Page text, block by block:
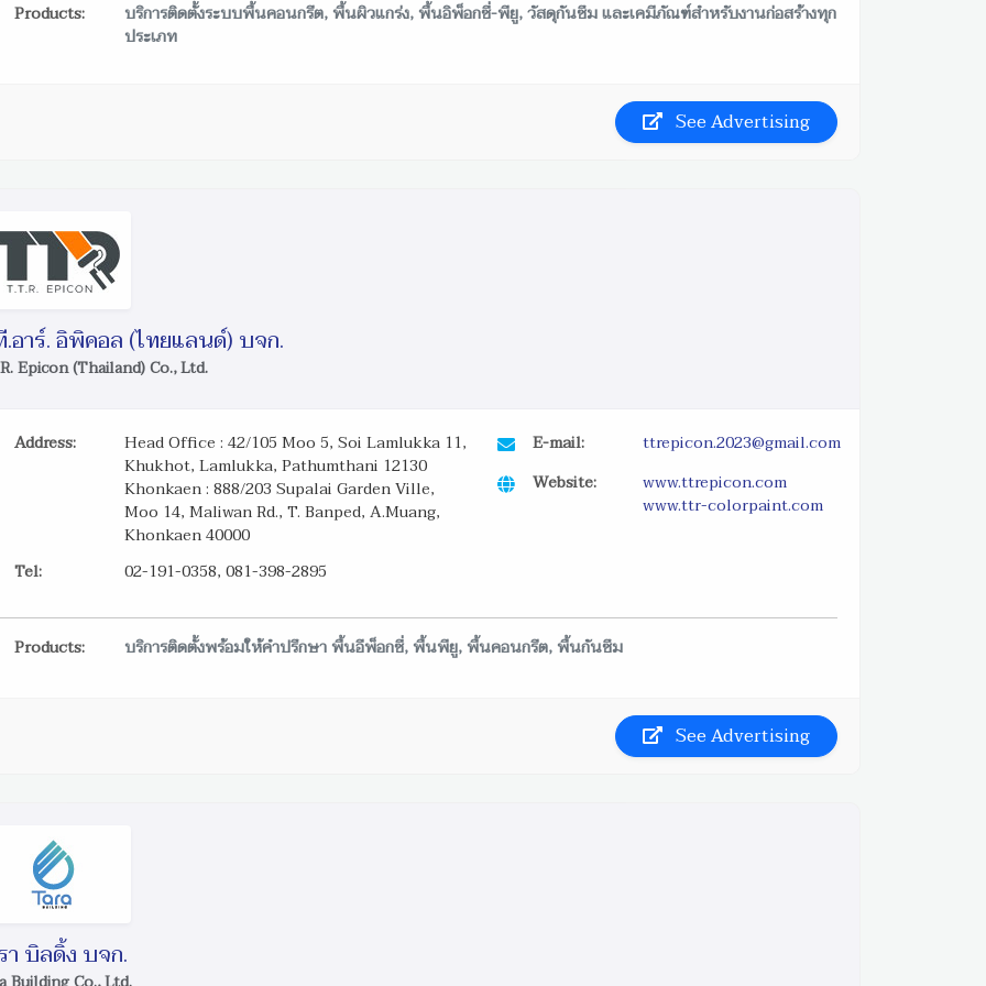
Products:
บริการติดตั้งระบบพื้นคอนกรีต, พื้นผิวแกร่ง, พื้นอิพ็อกซี่-พียู, วัสดุกันซึม และเคมีภัณฑ์สำหรับงานก่อสร้างทุก
ประเภท
See Advertising
อาร์. อิพิคอล (ไทยแลนด์) บจก.
Epicon (Thailand) Co., Ltd.
Address:
Head Office : 42/105 Moo 5, Soi Lamlukka 11,
Khukhot, Lamlukka, Pathumthani 12130
Khonkaen : 888/203 Supalai Garden Ville,
Moo 14, Maliwan Rd., T. Banped, A.Muang,
Khonkaen 40000
Tel:
02-191-0358, 081-398-2895
E-mail:
ttrepicon.2023@gmail.com
Website:
www.ttrepicon.com
www.ttr-colorpaint.com
Products: บริการติดตั้งพร้อมให้คำปรึกษา พื้นอีพ็อกซี่, พื้นพียู, พื้นคอนกรีต, พื้นกันซึม
See Advertising
า บิลดิ้ง บจก.